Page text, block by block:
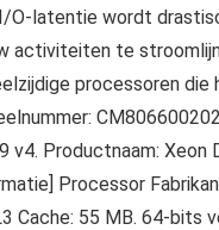
O-latentie wordt
activiteiten te
processoren die
v4. Productnaam: Xeon
Processor
Cache: 55 MB. 64-bits